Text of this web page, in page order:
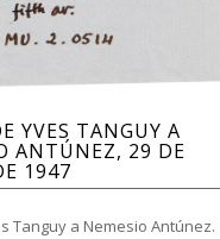
YVES TANGUY A
ANTÚNEZ, 29 DE
1947
Tanguy a Nemesio Antúnez.